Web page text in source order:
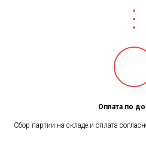
Оплата по
Сбор партии на складе и оплата